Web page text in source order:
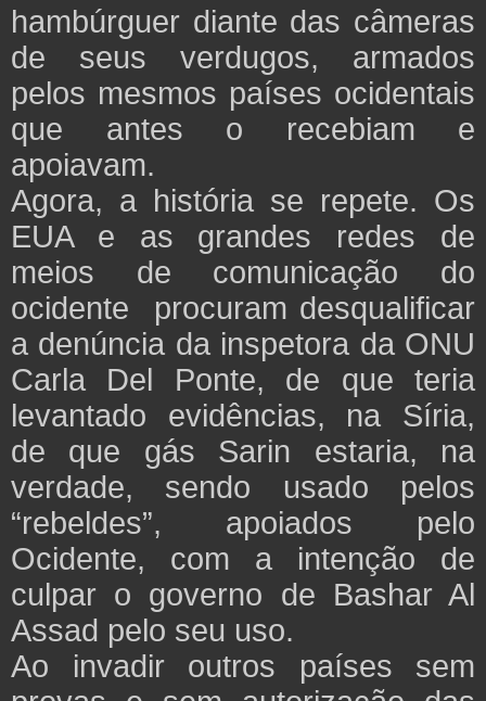
hambúrguer diante das câmeras
de seus verdugos, armados
pelos mesmos países ocidentais
que antes o recebiam e
apoiavam.
Agora, a história se repete. Os
EUA e as grandes redes de
meios de comunicação do
ocidente procuram desqualificar
a denúncia da inspetora da ONU
Carla Del Ponte, de que teria
levantado evidências, na Síria,
de que gás Sarin estaria, na
verdade, sendo usado pelos
“rebeldes”, apoiados pelo
Ocidente, com a intenção de
culpar o governo de Bashar Al
Assad pelo seu uso.
Ao invadir outros países sem